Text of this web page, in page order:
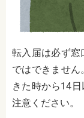
転入届は必ず窓
ではできませ
きた時から14
注意ください。